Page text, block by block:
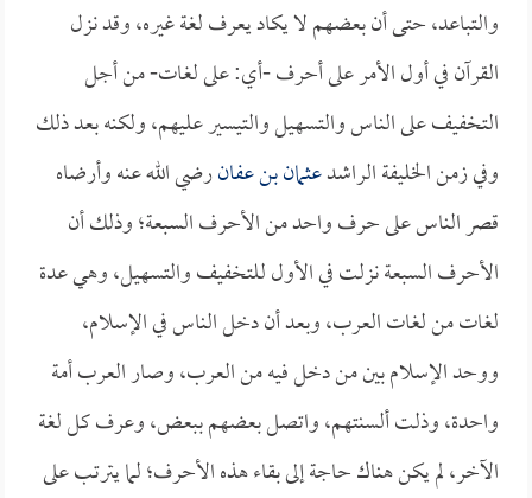
والتباعد، حتى أن بعضهم لا يكاد يعرف لغة غيره، وقد نزل
القرآن في أول الأمر على أحرف -أي: على لغات- من أجل
التخفيف على الناس والتسهيل والتيسير عليهم، ولكنه بعد ذلك
وفي زمن الخليفة الراشدعثمان بن عفانرضي الله عنه وأرضاه
قصر الناس على حرف واحد من الأحرف السبعة؛ وذلك أن
الأحرف السبعة نزلت في الأول للتخفيف والتسهيل، وهي عدة
لغات من لغات العرب، وبعد أن دخل الناس في الإسلام،
ووحد الإسلام بين من دخل فيه من العرب، وصار العرب أمة
واحدة، وذلت ألسنتهم، واتصل بعضهم ببعض، وعرف كل لغة
الآخر، لم يكن هناك حاجة إلى بقاء هذه الأحرف؛ لما يترتب على